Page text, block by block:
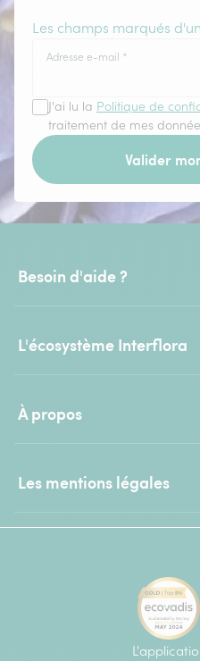
Les champs marqués
Adresse e-mail *
J'ai lu la Politique de
traitement de mes
Valider
Besoin d'aide ?
L'écosystème Interflora
À propos
Les mentions légales